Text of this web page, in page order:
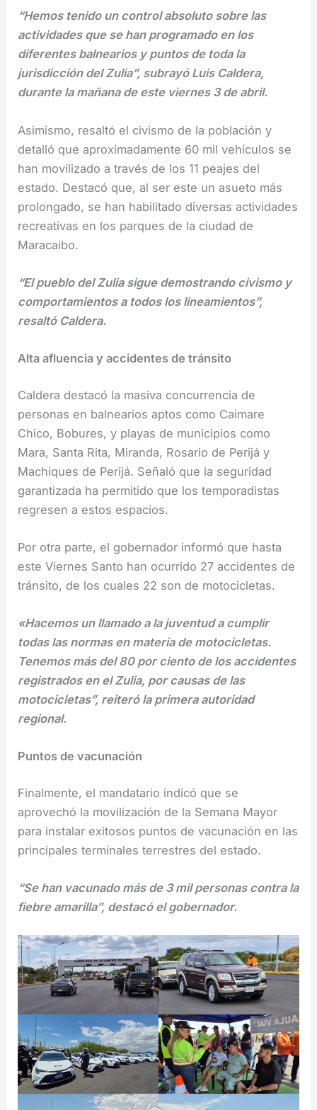
“Hemos tenido un control absoluto sobre las
actividades que se han programado en los
diferentes balnearios y puntos de toda la
jurisdicción del Zulia”, subrayó Luis Caldera,
durante la mañana de este viernes 3 de abril.
Asimismo, resaltó el civismo de la población y
detalló que aproximadamente 60 mil vehículos se
han movilizado a través de los 11 peajes del
estado. Destacó que, al ser este un asueto más
prolongado, se han habilitado diversas actividades
recreativas en los parques de la ciudad de
Maracaibo.
“El pueblo del Zulia sigue demostrando civismo y
comportamientos a todos los lineamientos”,
resaltó Caldera.
Alta afluencia y accidentes de tránsito
Caldera destacó la masiva concurrencia de
personas en balnearios aptos como Caimare
Chico, Bobures, y playas de municipios como
Mara, Santa Rita, Miranda, Rosario de Perijá y
Machiques de Perijá. Señaló que la seguridad
garantizada ha permitido que los temporadistas
regresen a estos espacios.
Por otra parte, el gobernador informó que hasta
este Viernes Santo han ocurrido 27 accidentes de
tránsito, de los cuales 22 son de motocicletas.
«Hacemos un llamado a la juventud a cumplir
todas las normas en materia de motocicletas.
Tenemos más del 80 por ciento de los accidentes
registrados en el Zulia, por causas de las
motocicletas”, reiteró la primera autoridad
regional.
Puntos de vacunación
Finalmente, el mandatario indicó que se
aprovechó la movilización de la Semana Mayor
para instalar exitosos puntos de vacunación en las
principales terminales terrestres del estado.
“Se han vacunado más de 3 mil personas contra la
fiebre amarilla”, destacó el gobernador.